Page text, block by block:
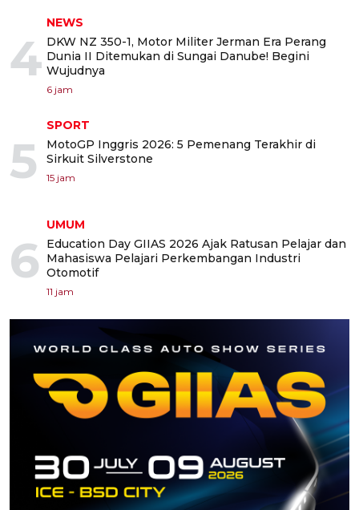
4
NEWS
DKW NZ 350-1, Motor Militer Jerman Era Perang
Dunia II Ditemukan di Sungai Danube! Begini
Wujudnya
6 jam
5
SPORT
MotoGP Inggris 2026: 5 Pemenang Terakhir di
Sirkuit Silverstone
15 jam
6
UMUM
Education Day GIIAS 2026 Ajak Ratusan Pelajar dan
Mahasiswa Pelajari Perkembangan Industri
Otomotif
11 jam